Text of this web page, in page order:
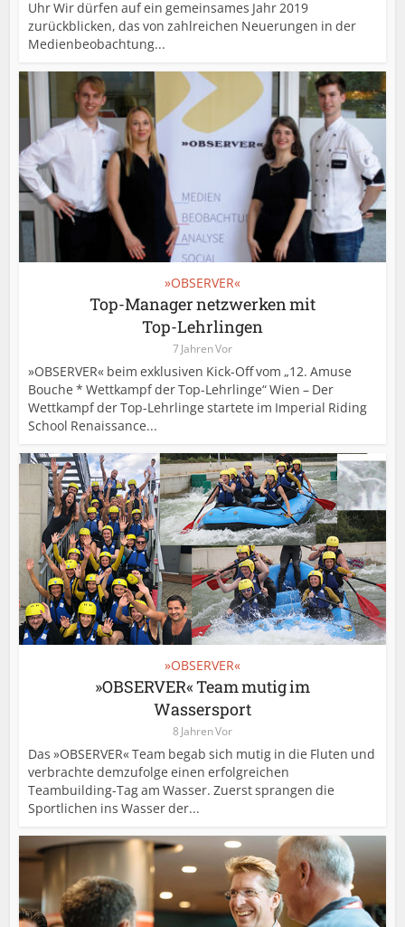
Uhr Wir dürfen auf ein gemeinsames Jahr 2019
zurückblicken, das von zahlreichen Neuerungen in der
Medienbeobachtung...
»OBSERVER«
Top-Manager netzwerken mit
Top-Lehrlingen
7 Jahren Vor
»OBSERVER« beim exklusiven Kick-Off vom „12. Amuse
Bouche * Wettkampf der Top-Lehrlinge“ Wien – Der
Wettkampf der Top-Lehrlinge startete im Imperial Riding
School Renaissance...
»OBSERVER«
»OBSERVER« Team mutig im
Wassersport
8 Jahren Vor
Das »OBSERVER« Team begab sich mutig in die Fluten und
verbrachte demzufolge einen erfolgreichen
Teambuilding-Tag am Wasser. Zuerst sprangen die
Sportlichen ins Wasser der...